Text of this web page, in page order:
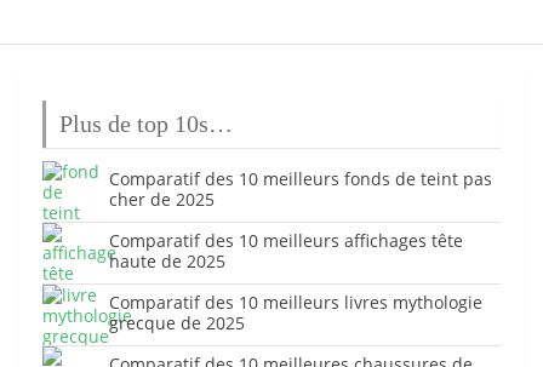
Plus de top 10s…
Comparatif des 10 meilleurs fonds de teint pas
cher de 2025
Comparatif des 10 meilleurs affichages tête
haute de 2025
Comparatif des 10 meilleurs livres mythologie
grecque de 2025